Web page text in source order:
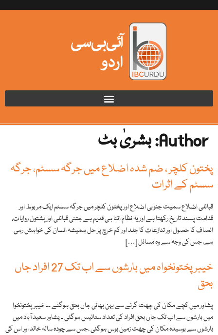
Author: بشریٰ بٹ
پختون کلچر ، ضم شدہ اضلاع میں جرگہ سسٹم، جرگہ
سسٹم کے اثرات
قبائلی اضلاع سمیت جنوبی اضلاع اور پختون کلچر میں جرگہ سسٹم ایک مربوط اور
قدامت پسند تاریخ رکھتا ہے اور یہ نظام اتنا ہی قدیم ہے جتنی قبائلی اور پشتون روایات،
انصاف کا حصول اور تنازعات کا جلد اور کم خرچ پر حل ہمیشہ انسان کی خواہش رہی
ہے، جس کی وجہ سے وہ مسائل […]
خیبر پختونخواہ میں بارشوں سے اب تک 27 افراد جاں
بحق
پشاور ميں کچے مکان کی چھت گرنے سے بہن بھائی جاں بحق ہوگئے ۔۔ خيبر پختونخوا
ميں بارشوں سے اب تک جاں بحق افراد کی تعداد ستائيس ہوگئی ۔ پشاور سعيد آباد ميں
بارشوں سے بوسیدہ مکان کی چھت زمين بوس ہوگئی ،جس سے چودہ سالہ خالد اور اس کی